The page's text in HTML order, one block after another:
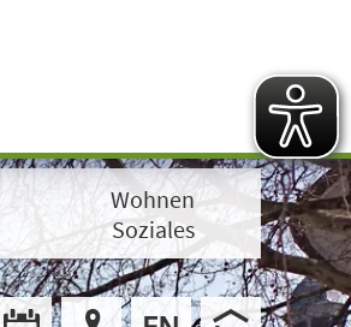
Wohnen
Soziales